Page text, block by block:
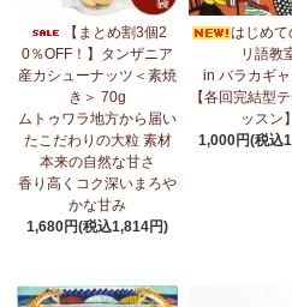
フリルマルチストール新入荷
無限大！
7/10： ティンガティンガ・アート～
7/10：ティンガティンガ・アート
名ごとに2つのカテゴリーでご紹介し
→ 作家名 A―L
7/7：カンガ2026新柄 タンザニアよ
7/3：【まとめ割SALE！】3個で10
【まとめ割3個2
0％OFF！】タンザニア
産カシューナッツ＜素焼
き＞ 70g
ムトゥワラ地方から届い
たこだわりの大粒 素材
本来の自然な甘さ
香り高くコク深いまろや
かな甘み
1,680円(税込1,814円)
はじめて
リ語教
in バラカギ
【各回完結型
ッスン】
1,000円(税込